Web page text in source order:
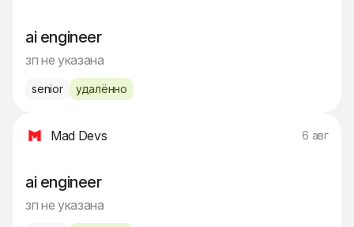
ai engineer
зп не указана
senior удалённо
Mad Devs 6 авг
ai engineer
зп не указана